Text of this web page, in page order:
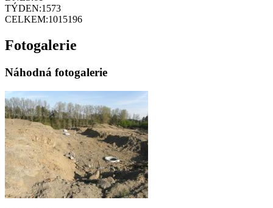
TÝDEN:1573
CELKEM:1015196
Fotogalerie
Náhodná fotogalerie